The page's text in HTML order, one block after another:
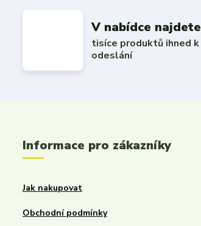
V nabídce najdete
tisíce produktů ihned k
odeslání
Informace pro zákazníky
Jak nakupovat
Obchodní podmínky